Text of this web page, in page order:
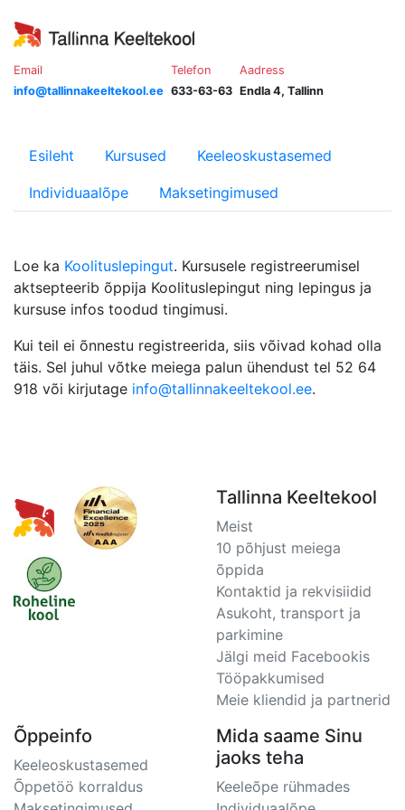
Email
info@tallinnakeeltekool.ee
Telefon
633-63-63
Aadress
Endla 4, Tallinn
Esileht Kursused Keeleoskustasemed
Individuaalõpe Maksetingimused
Loe ka Koolituslepingut. Kursusele registreerumisel
aktsepteerib õppija Koolituslepingut ning lepingus ja
kursuse infos toodud tingimusi.
Kui teil ei õnnestu registreerida, siis võivad kohad olla
täis. Sel juhul võtke meiega palun ühendust tel 52 64
918 või kirjutage info@tallinnakeeltekool.ee.
Tallinna Keeltekool
Meist
10 põhjust meiega
õppida
Kontaktid ja rekvisiidid
Asukoht, transport ja
parkimine
Jälgi meid Facebookis
Tööpakkumised
Meie kliendid ja partnerid
Õppeinfo
Keeleoskustasemed
Õppetöö korraldus
Mida saame Sinu
jaoks teha
Keeleõpe rühmades